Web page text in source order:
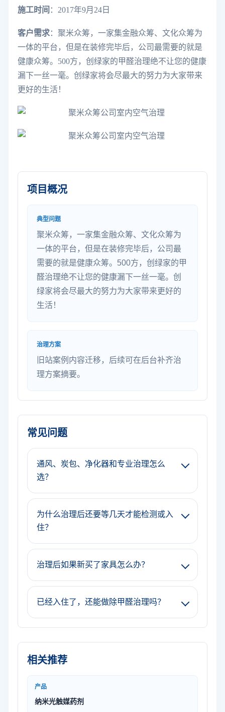
施工时间 ：2017年9月24日
客户需求：聚米众筹，一家集金融众筹、文化众筹为
一体的平台，但是在装修完毕后，公司最需要的就是
健康众筹。500方，创绿家的甲醛治理绝不让您的健康
漏下一丝一毫。创绿家将会尽最大的努力为大家带来
更好的生活！
项目概况
典型问题
聚米众筹，一家集金融众筹、文化众筹为
一体的平台，但是在装修完毕后，公司最
需要的就是健康众筹。500方，创绿家的甲
醛治理绝不让您的健康漏下一丝一毫。创
绿家将会尽最大的努力为大家带来更好的
生活！
治理方案
旧站案例内容迁移，后续可在后台补齐治
理方案摘要。
常见问题
通风、炭包、净化器和专业治理怎么
选？
为什么治理后还要等几天才能检测或入
住？
治理后如果新买了家具怎么办？
已经入住了，还能做除甲醛治理吗？
相关推荐
产品
纳米光触媒药剂